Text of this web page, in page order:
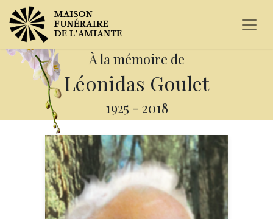
À la mémoire de
Léonidas Goulet
1925 - 2018